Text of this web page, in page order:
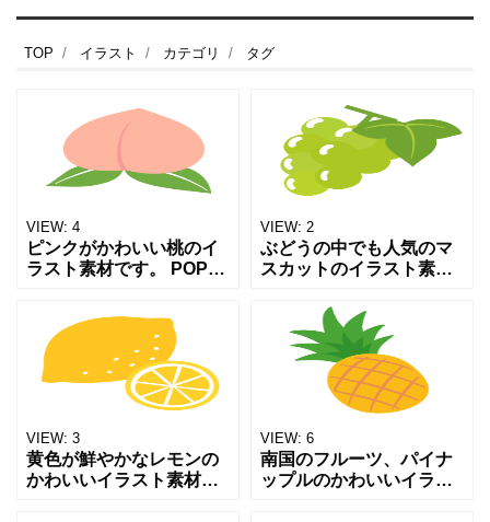
TOP イラスト カテゴリ タグ
VIEW: 4
ピンクがかわいい桃のイ
ラスト素材です。 POPや
JPG、透過PNG、aiデー
タを同梱しています。 利
用規約を守ってご
VIEW: 2
ぶどうの中でも人気のマ
スカットのイラスト素材
トカットなどにお使いい
ただけるかなと思いま
す。 JPG、透過PNG、ai
データを同梱してい
VIEW: 3
黄色が鮮やかなレモンの
かわいいイラスト素材で
VIEW: 6
南国のフルーツ、パイナ
ップルのかわいいイラス